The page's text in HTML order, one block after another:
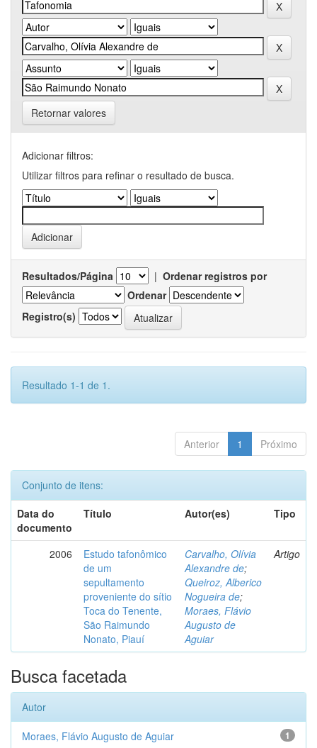
Retornar valores
Adicionar filtros:
Utilizar filtros para refinar o resultado de busca.
Resultados/Página | Ordenar registros por
Ordenar
Registro(s)
Resultado 1-1 de 1.
Anterior 1 Próximo
Conjunto de itens:
Data do
documento
Título Autor(es) Tipo
2006
Estudo tafonômico
de um
sepultamento
proveniente do sítio
Toca do Tenente,
São Raimundo
Nonato, Piauí
Carvalho, Olívia
Alexandre de;
Queiroz, Alberico
Nogueira de;
Moraes, Flávio
Augusto de
Aguiar
Artigo
Busca facetada
Autor
1
Moraes, Flávio Augusto de Aguiar